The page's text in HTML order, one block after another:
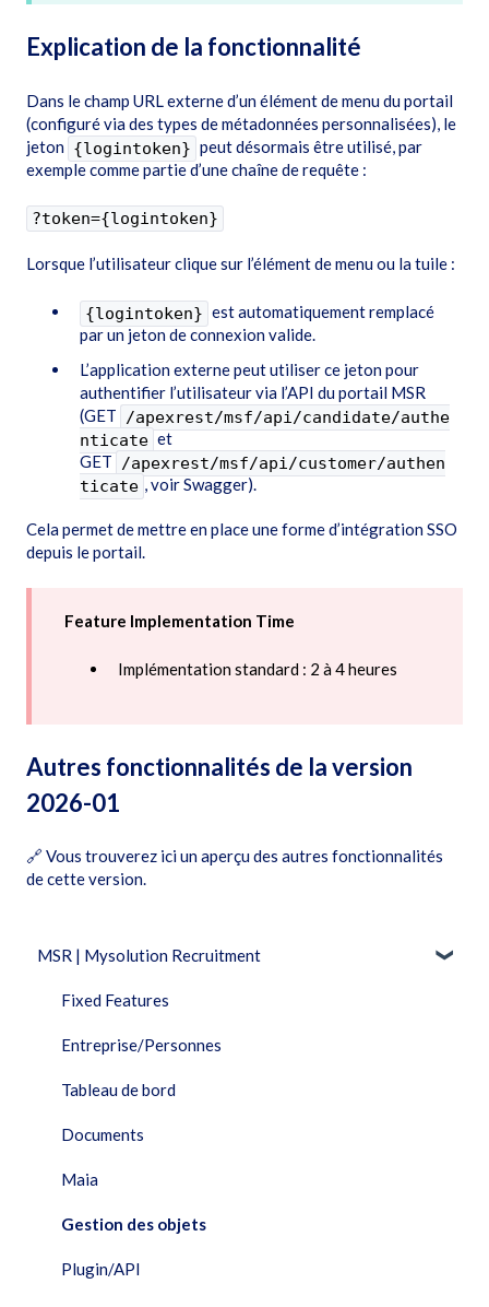
Explication de la fonctionnalité
Dans le champ URL externe d’un élément de menu du portail
(configuré via des types de métadonnées personnalisées), le
jeton {logintoken} peut désormais être utilisé, par
exemple comme partie d’une chaîne de requête :
?token={logintoken}
Lorsque l’utilisateur clique sur l’élément de menu ou la tuile :
{logintoken} est automatiquement remplacé
par un jeton de connexion valide.
L’application externe peut utiliser ce jeton pour
authentifier l’utilisateur via l’API du portail MSR
(GET /apexrest/msf/api/candidate/authe
nticate et
GET /apexrest/msf/api/customer/authen
ticate , voir Swagger).
Cela permet de mettre en place une forme d’intégration SSO
depuis le portail.
Feature Implementation Time
Implémentation standard : 2 à 4 heures
Autres fonctionnalités de la version
2026-01
🔗 Vous trouverez ici un aperçu des autres fonctionnalités
de cette version.
MSR | Mysolution Recruitment
Fixed Features
Entreprise/Personnes
Tableau de bord
Documents
Maia
Gestion des objets
Plugin/API